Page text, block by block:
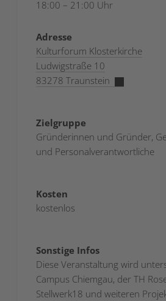
18:00 – 21:00 Uhr
Adresse
Kulturforum Klosterkirche
Ludwigstraße 10
83278 Traunstein
Zielgruppe
Gründerinnen und Gründer,
und Personalverantwortliche
Kosten
kostenlos
Sonstige Infos
Diese Veranstaltung wird
Campus Chiemgau, der TH
Stellwerk18 und weiteren